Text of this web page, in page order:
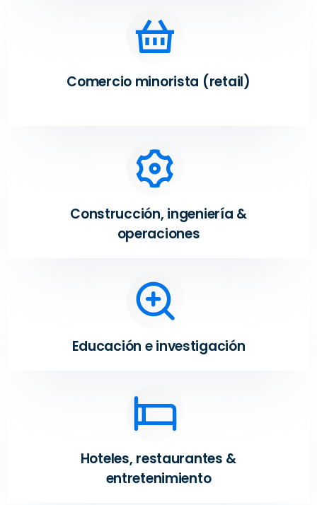
Comercio minorista (retail)
Construcción, ingeniería &
operaciones
Educación e investigación
Hoteles, restaurantes &
entretenimiento